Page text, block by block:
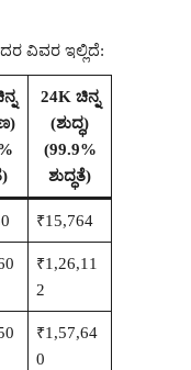
ವಿವರ ಇಲ್ಲಿದೆ:
24K ಚಿನ್ನ
(ಶುದ್ಧ)
(99.9%
ಶುದ್ಧತೆ)
₹15,764
₹1,26,11
2
₹1,57,64
0